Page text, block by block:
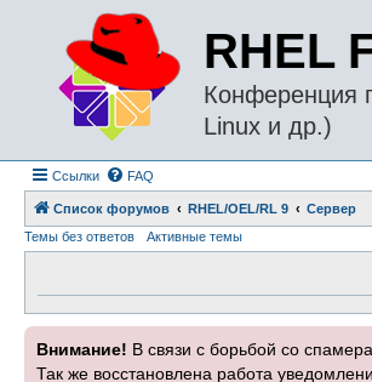
RHEL
Конференция
Linux и др.)
Ссылки FAQ
Список форумов RHEL/OEL/RL 9
Сервер
Темы без ответов
Активные темы
Внимание! В связи с борьбой со
Так же восстановлена работа